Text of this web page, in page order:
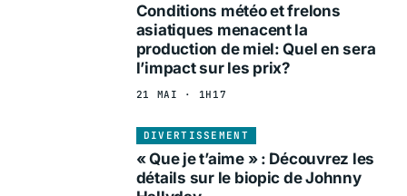
Conditions météo et frelons
asiatiques menacent la
production de miel: Quel en sera
l’impact sur les prix?
21 MAI · 1H17
DIVERTISSEMENT
« Que je t’aime » : Découvrez les
détails sur le biopic de Johnny